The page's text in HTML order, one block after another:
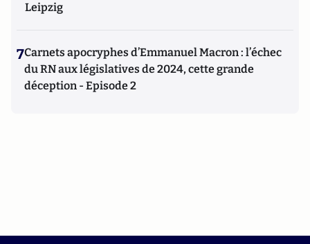
Leipzig
7Carnets apocryphes d’Emmanuel Macron : l’échec
du RN aux législatives de 2024, cette grande
déception - Episode 2